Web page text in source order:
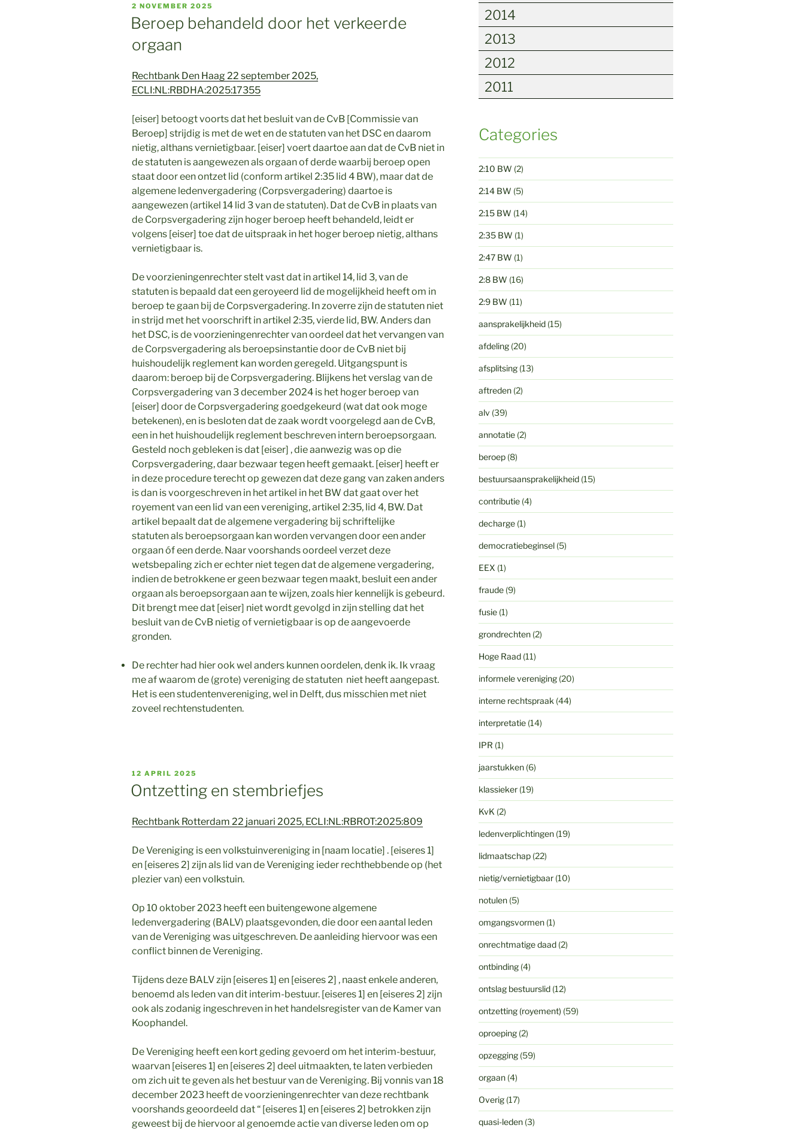
GEPLAATST
2 NOVEMBER 2025
Beroep behandeld door het verkeerde
orgaan
Rechtbank Den Haag 22 september 2025,
ECLI:NL:RBDHA:2025:17355
[eiser] betoogt voorts dat het besluit van de CvB [Commissie van
Beroep] strijdig is met de wet en de statuten van het DSC en daarom
nietig, althans vernietigbaar. [eiser] voert daartoe aan dat de CvB niet in
de statuten is aangewezen als orgaan of derde waarbij beroep open
staat door een ontzet lid (conform artikel 2:35 lid 4 BW), maar dat de
algemene ledenvergadering (Corpsvergadering) daartoe is
aangewezen (artikel 14 lid 3 van de statuten). Dat de CvB in plaats van
de Corpsvergadering zijn hoger beroep heeft behandeld, leidt er
volgens [eiser] toe dat de uitspraak in het hoger beroep nietig, althans
vernietigbaar is.
De voorzieningenrechter stelt vast dat in artikel 14, lid 3, van de
statuten is bepaald dat een geroyeerd lid de mogelijkheid heeft om in
beroep te gaan bij de Corpsvergadering. In zoverre zijn de statuten niet
in strijd met het voorschrift in artikel 2:35, vierde lid, BW. Anders dan
het DSC, is de voorzieningenrechter van oordeel dat het vervangen van
de Corpsvergadering als beroepsinstantie door de CvB niet bij
huishoudelijk reglement kan worden geregeld. Uitgangspunt is
daarom: beroep bij de Corpsvergadering. Blijkens het verslag van de
Corpsvergadering van 3 december 2024 is het hoger beroep van
[eiser] door de Corpsvergadering goedgekeurd (wat dat ook moge
betekenen), en is besloten dat de zaak wordt voorgelegd aan de CvB,
een in het huishoudelijk reglement beschreven intern beroepsorgaan.
Gesteld noch gebleken is dat [eiser] , die aanwezig was op die
Corpsvergadering, daar bezwaar tegen heeft gemaakt. [eiser] heeft er
in deze procedure terecht op gewezen dat deze gang van zaken anders
is dan is voorgeschreven in het artikel in het BW dat gaat over het
royement van een lid van een vereniging, artikel 2:35, lid 4, BW. Dat
artikel bepaalt dat de algemene vergadering bij schriftelijke
statuten als beroepsorgaan kan worden vervangen door een ander
orgaan óf een derde. Naar voorshands oordeel verzet deze
wetsbepaling zich er echter niet tegen dat de algemene vergadering,
indien de betrokkene er geen bezwaar tegen maakt, besluit een ander
orgaan als beroepsorgaan aan te wijzen, zoals hier kennelijk is gebeurd.
Dit brengt mee dat [eiser] niet wordt gevolgd in zijn stelling dat het
besluit van de CvB nietig of vernietigbaar is op de aangevoerde
gronden.
De rechter had hier ook wel anders kunnen oordelen, denk ik. Ik vraag
me af waarom de (grote) vereniging de statuten niet heeft aangepast.
Het is een studentenvereniging, wel in Delft, dus misschien met niet
zoveel rechtenstudenten.
GEPLAATST
OP
12 APRIL 2025
Ontzetting en stembriefjes
Rechtbank Rotterdam 22 januari 2025, ECLI:NL:RBROT:2025:809
De Vereniging is een volkstuinvereniging in [naam locatie] . [eiseres 1]
en [eiseres 2] zijn als lid van de Vereniging ieder rechthebbende op (het
plezier van) een volkstuin.
Op 10 oktober 2023 heeft een buitengewone algemene
ledenvergadering (BALV) plaatsgevonden, die door een aantal leden
van de Vereniging was uitgeschreven. De aanleiding hiervoor was een
conflict binnen de Vereniging.
Tijdens deze BALV zijn [eiseres 1] en [eiseres 2] , naast enkele anderen,
benoemd als leden van dit interim-bestuur. [eiseres 1] en [eiseres 2] zijn
ook als zodanig ingeschreven in het handelsregister van de Kamer van
Koophandel.
De Vereniging heeft een kort geding gevoerd om het interim-bestuur,
waarvan [eiseres 1] en [eiseres 2] deel uitmaakten, te laten verbieden
om zich uit te geven als het bestuur van de Vereniging. Bij vonnis van 18
december 2023 heeft de voorzieningenrechter van deze rechtbank
voorshands geoordeeld dat “ [eiseres 1] en [eiseres 2] betrokken zijn
geweest bij de hiervoor al genoemde actie van diverse leden om op
2014
2013
2012
2011
Categories
2:10 BW (2)
2:14 BW (5)
2:15 BW (14)
2:35 BW (1)
2:47 BW (1)
2:8 BW (16)
2:9 BW (11)
aansprakelijkheid(15)
afdeling(20)
afsplitsing(13)
aftreden(2)
alv (39)
annotatie(2)
beroep(8)
bestuursaansprakelijkheid(15)
contributie(4)
decharge(1)
democratiebeginsel(5)
EEX (1)
fraude(9)
fusie(1)
grondrechten(2)
Hoge Raad(11)
informele vereniging(20)
interne rechtspraak (44)
interpretatie(14)
IPR (1)
jaarstukken(6)
klassieker(19)
KvK (2)
ledenverplichtingen(19)
lidmaatschap(22)
nietig/vernietigbaar(10)
notulen(5)
omgangsvormen(1)
onrechtmatige daad(2)
ontbinding(4)
ontslag bestuurslid(12)
ontzetting (royement) (59)
oproeping(2)
opzegging(59)
orgaan(4)
Overig(17)
quasi-leden(3)